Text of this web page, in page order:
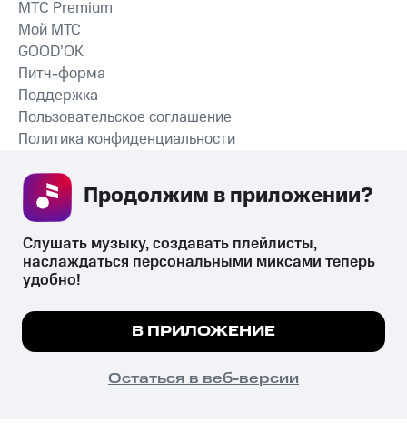
СКАЧАТЬ ПРИЛОЖЕНИЕ
MTС Premium
Мой МТС
GOOD’OK
Питч-форма
Поддержка
Пользовательское соглашение
Политика конфиденциальности
психотропных веществ, их аналогов причиняет вред здоровью,
их незаконный оборот запрещён и влечёт установленную
законодательством ответственность.
© 2026 ООО «КИОН».
Все права защищены
Мы используем куки, чтобы на сайте все
Подробнее
ПОНЯТНО
Слушать музыку, создавать плейлисты,
наслаждаться персональными миксами теперь
удобно!
В ПРИЛОЖЕНИЕ
Остаться в веб-версии